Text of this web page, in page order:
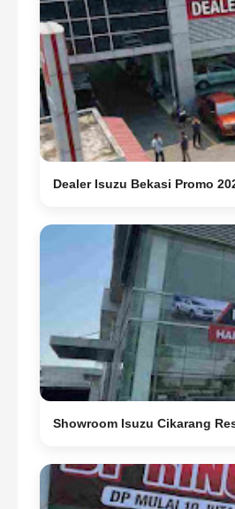
Dealer Isuzu Bekasi Promo
Showroom Isuzu Cikarang